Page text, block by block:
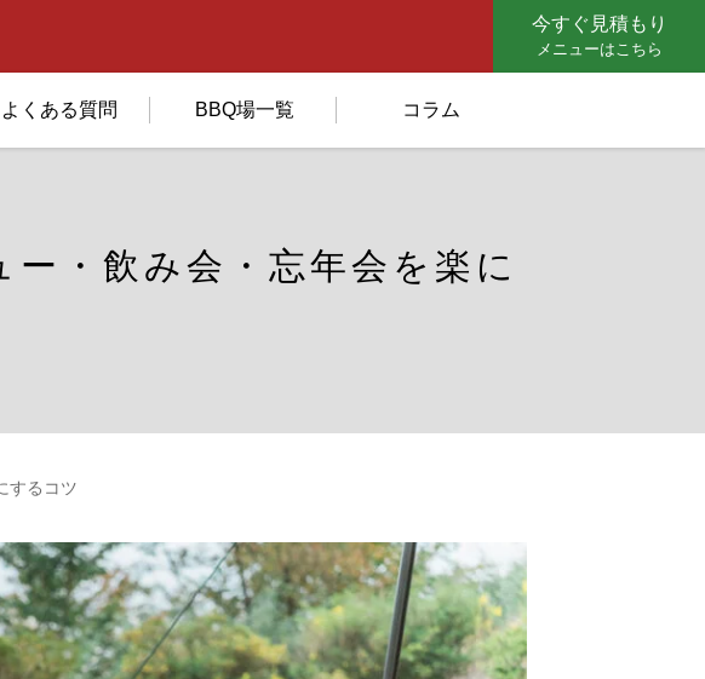
今すぐ見積もり
メニューはこちら
よくある質問 BBQ場一覧 コラム
・飲み会・忘年会を楽に
するコツ